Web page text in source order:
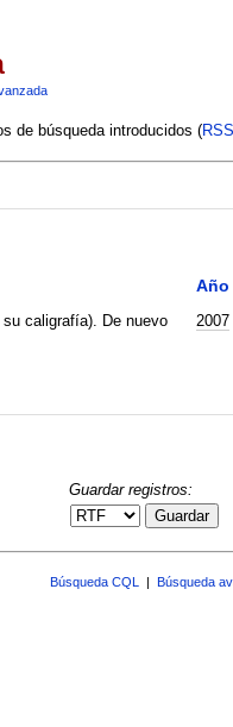
de búsqueda introducidos (RSS
Año
caligrafía). De nuevo
2007
Guardar registros:
Guardar
Búsqueda CQL Búsqueda